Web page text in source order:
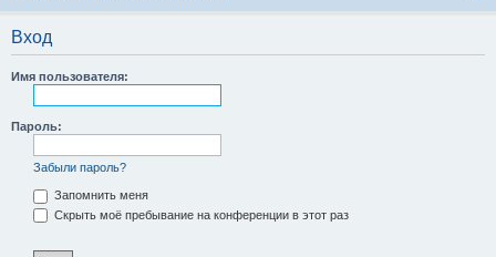
Вход
Имя пользователя:
Пароль:
Забыли пароль?
Запомнить меня
Скрыть моё пребывание на конференции в этот раз